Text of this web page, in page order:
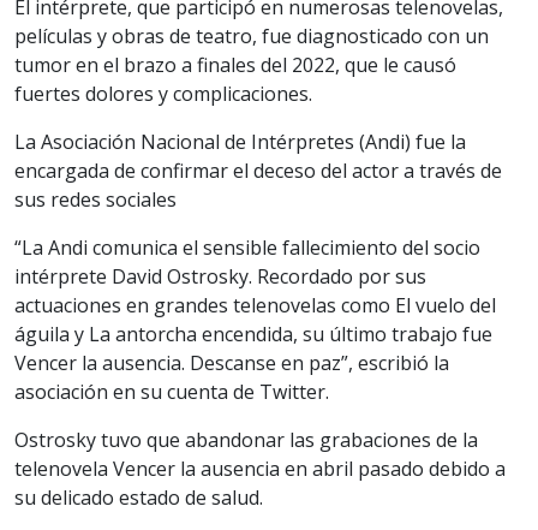
El intérprete, que participó en numerosas telenovelas,
películas y obras de teatro, fue diagnosticado con un
tumor en el brazo a finales del 2022, que le causó
fuertes dolores y complicaciones.
La Asociación Nacional de Intérpretes (Andi) fue la
encargada de confirmar el deceso del actor a través de
sus redes sociales
“La Andi comunica el sensible fallecimiento del socio
intérprete David Ostrosky. Recordado por sus
actuaciones en grandes telenovelas como El vuelo del
águila y La antorcha encendida, su último trabajo fue
Vencer la ausencia. Descanse en paz”, escribió la
asociación en su cuenta de Twitter.
Ostrosky tuvo que abandonar las grabaciones de la
telenovela Vencer la ausencia en abril pasado debido a
su delicado estado de salud.